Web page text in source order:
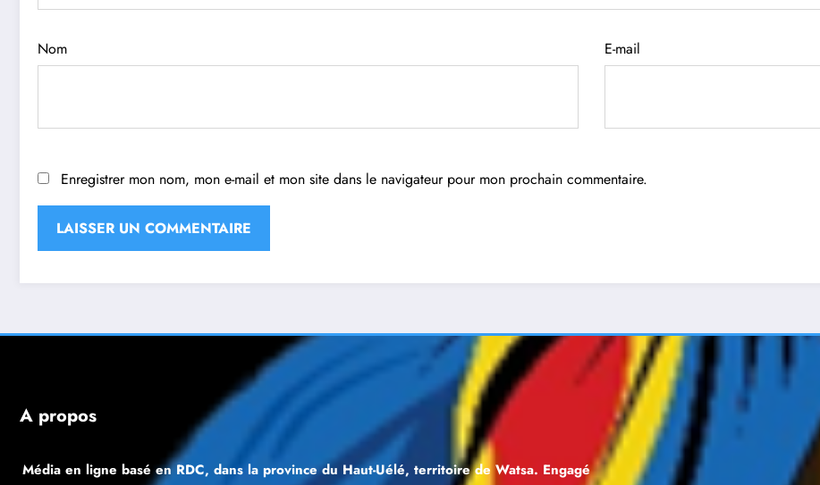
Nom E-mail
Enregistrer mon nom, mon e-mail et mon site dans le navigateur pour mon prochain commentaire.
À propos
Média en ligne basé en RDC, dans la province du Haut-Uélé, territoire de Watsa. Engagé